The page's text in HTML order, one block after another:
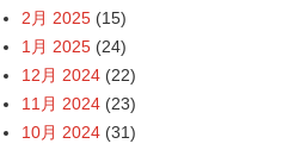
2月 2025 (15)
1月 2025 (24)
12月 2024 (22)
11月 2024 (23)
10月 2024 (31)